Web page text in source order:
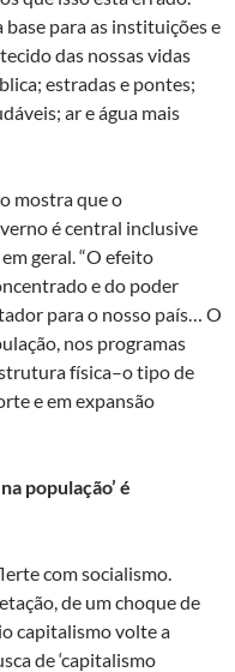
base para as instituições e
das nossas vidas
estradas e pontes;
ar e água mais
mostra que o
é central inclusive
geral. “O efeito
e do poder
para o nosso país… O
nos programas
física–o tipo de
e em expansão
população’ é
com socialismo.
de um choque de
capitalismo volte a
de ‘capitalismo